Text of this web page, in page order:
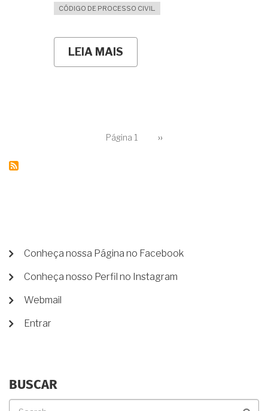
CÓDIGO DE PROCESSO CIVIL.
LEIA MAIS
QUANTO
DE
Página 1
Próxima
››
MENU
CONTA
DE
Conheça nossa Página no Facebook
Conheça nosso Perfil no Instagram
Webmail
Entrar
BUSCAR